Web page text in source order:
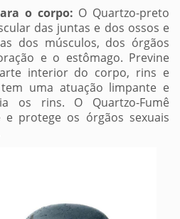
o corpo: O Quartzo-preto
das juntas e dos ossos e
dos músculos, dos órgãos
e o estômago. Previne
interior do corpo, rins e
uma atuação limpante e
os rins. O Quartzo-Fumê
e protege os órgãos sexuais